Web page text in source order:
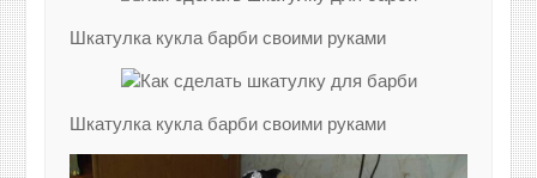
Шкатулка кукла барби своими руками
Шкатулка кукла барби своими руками